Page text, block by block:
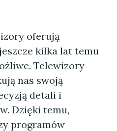
oferują
kilka lat temu
Telewizory
nas swoją
detali i
Dzięki temu,
programów